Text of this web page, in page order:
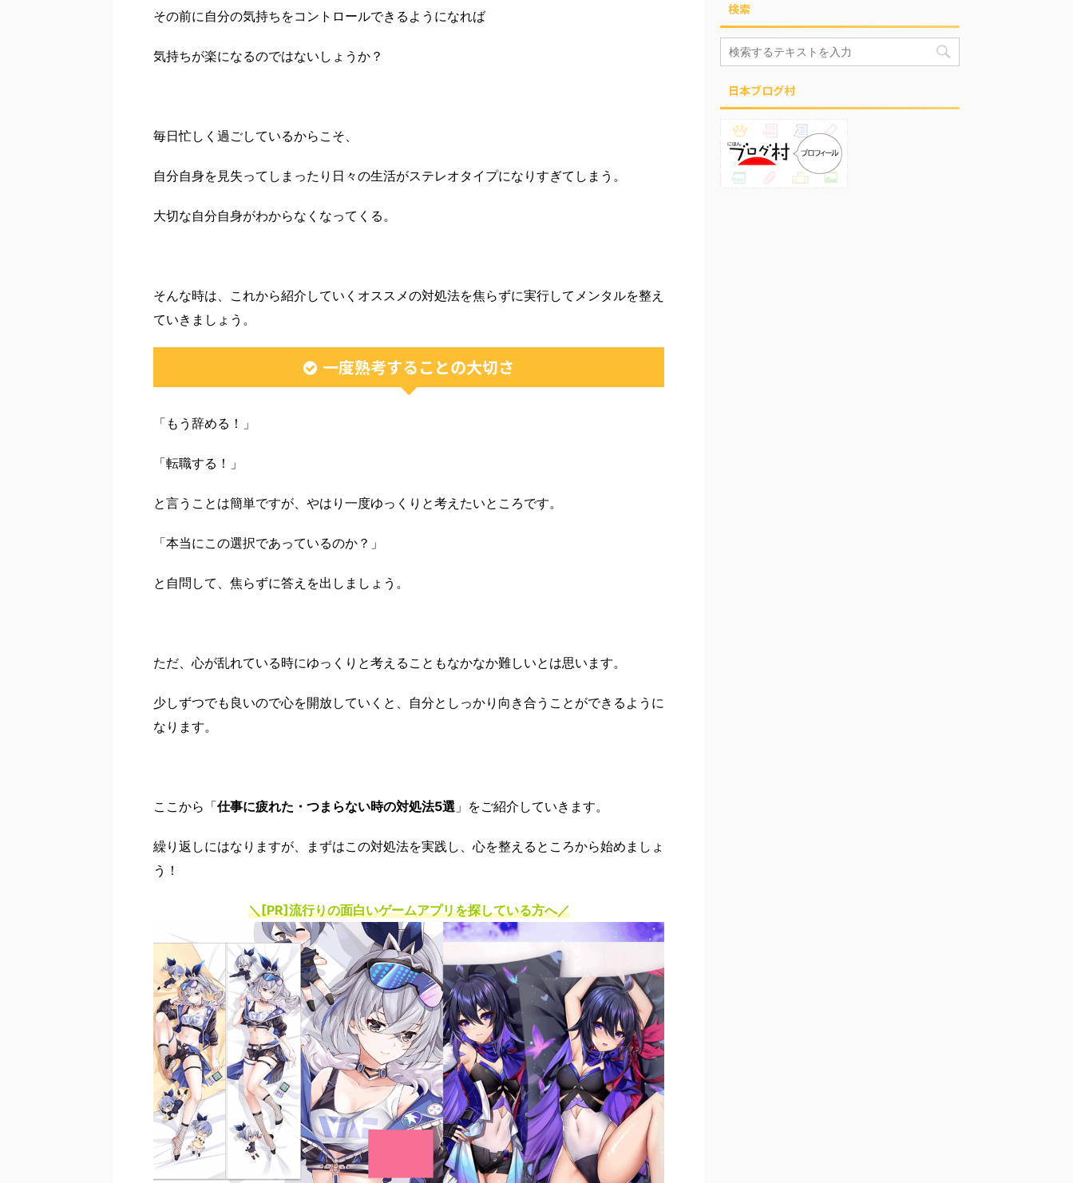
その前に自分の気持ちをコントロールできるようになれば
気持ちが楽になるのではないしょうか？
毎日忙しく過ごしているからこそ、
自分自身を見失ってしまったり日々の生活がステレオタイプになりすぎてしまう。
大切な自分自身がわからなくなってくる。
そんな時は、これから紹介していくオススメの対処法を焦らずに実行してメンタルを整え
ていきましょう。
一度熟考することの大切さ
「もう辞める！」
「転職する！」
と言うことは簡単ですが、やはり一度ゆっくりと考えたいところです。
「本当にこの選択であっているのか？」
と自問して、焦らずに答えを出しましょう。
ただ、心が乱れている時にゆっくりと考えることもなかなか難しいとは思います。
少しずつでも良いので心を開放していくと、自分としっかり向き合うことができるように
なります。
ここから「仕事に疲れた・つまらない時の対処法5選 」をご紹介していきます。
繰り返しにはなりますが、まずはこの対処法を実践し、心を整えるところから始めましょ
う！
＼[PR]流行りの面白いゲームアプリを探している方へ／
検索
日本ブログ村